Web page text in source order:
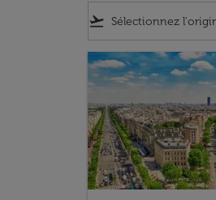
flight_takeoff